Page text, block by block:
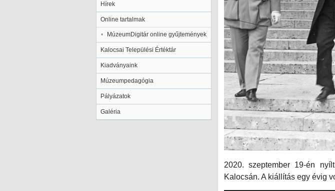
Hírek
Online tartalmak
MúzeumDigitár online gyűjtemények
Kalocsai Települési Értéktár
Kiadványaink
Múzeumpedagógia
Pályázatok
Galéria
2020. szeptember 19-én
Kalocsán. A kiállítás egy évig